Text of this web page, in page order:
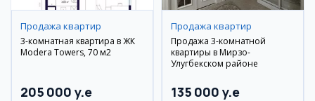
Продажа квартир
3-комнатная квартира в ЖК
Modera Towers, 70 м2
205 000 y.e
Продажа квартир
Продажа 3-комнатной
квартиры в Мирзо-
Улугбекском районе
135 000 y.e